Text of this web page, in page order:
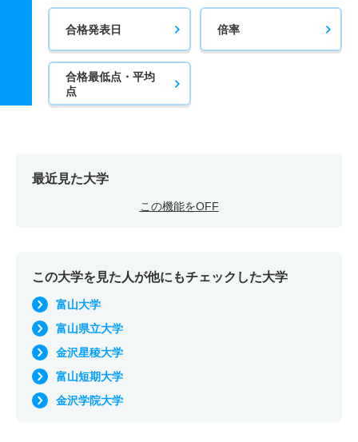
合格発表日 倍率
合格最低点・平均
点
最近見た大学
この機能をOFF
この大学を見た人が他にもチェックした大学
富山大学
富山県立大学
金沢星稜大学
富山短期大学
金沢学院大学